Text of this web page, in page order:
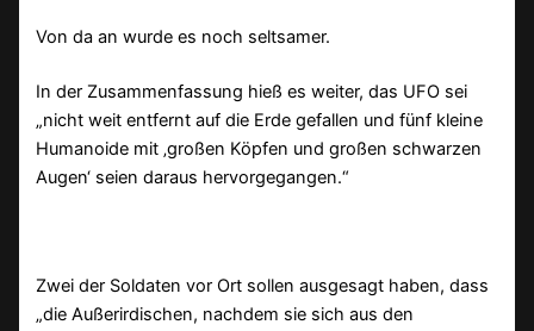
Von da an wurde es noch seltsamer.
In der Zusammenfassung hieß es weiter, das UFO sei
„nicht weit entfernt auf die Erde gefallen und fünf kleine
Humanoide mit ‚großen Köpfen und großen schwarzen
Augen‘ seien daraus hervorgegangen.“
Zwei der Soldaten vor Ort sollen ausgesagt haben, dass
„die Außerirdischen, nachdem sie sich aus den